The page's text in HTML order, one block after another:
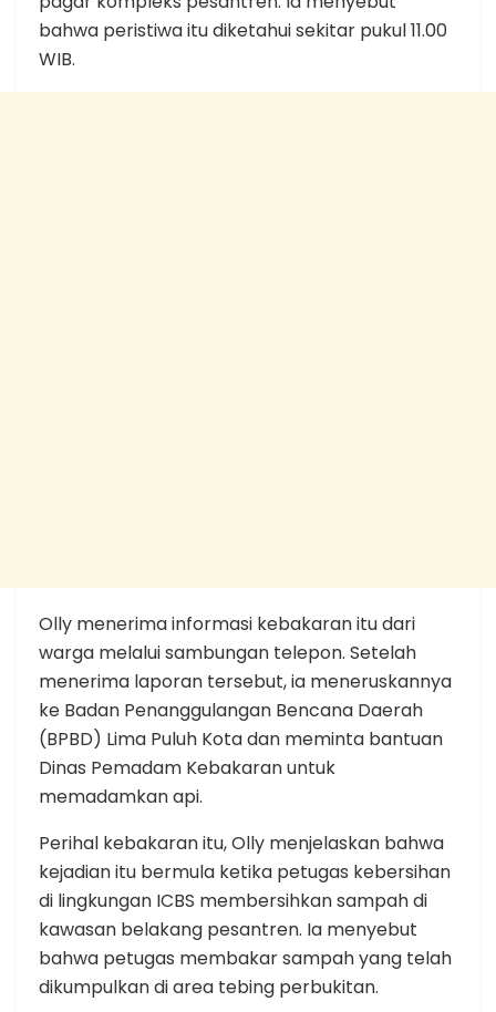
bahwa peristiwa itu diketahui sekitar pukul 11.00
WIB.
Olly menerima informasi kebakaran itu dari
warga melalui sambungan telepon. Setelah
menerima laporan tersebut, ia meneruskannya
ke Badan Penanggulangan Bencana Daerah
(BPBD) Lima Puluh Kota dan meminta bantuan
Dinas Pemadam Kebakaran untuk
memadamkan api.
Perihal kebakaran itu, Olly menjelaskan bahwa
kejadian itu bermula ketika petugas kebersihan
di lingkungan ICBS membersihkan sampah di
kawasan belakang pesantren. Ia menyebut
bahwa petugas membakar sampah yang telah
dikumpulkan di area tebing perbukitan.